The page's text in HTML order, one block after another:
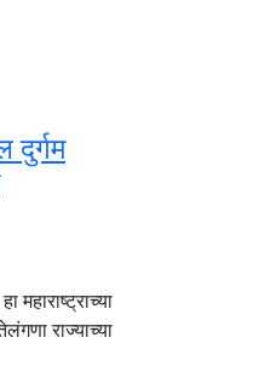
दुर्गम
राज्याच्या